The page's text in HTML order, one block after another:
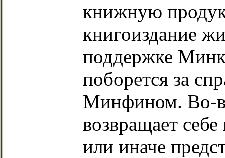
книжную
книгоиздание
поддержке
поборется за
Минфином. Во-
возвращает
или иначе